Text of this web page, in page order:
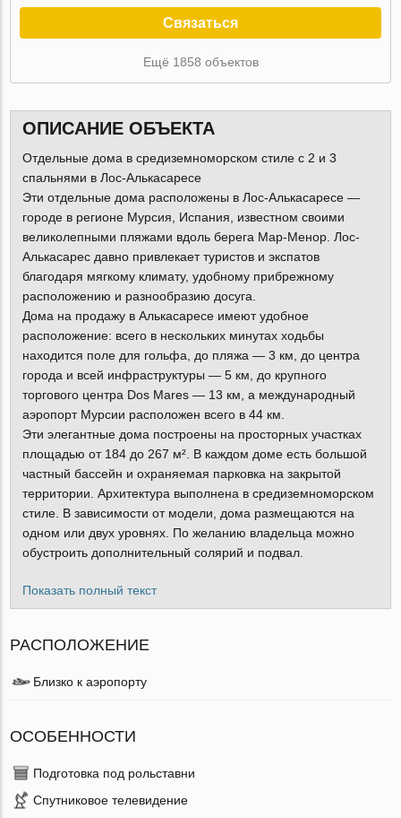
Связаться
Ещё 1858 объектов
ОПИСАНИЕ ОБЪЕКТА
Отдельные дома в средиземноморском стиле с 2 и 3
спальнями в Лос-Алькасаресе
Эти отдельные дома расположены в Лос-Алькасаресе —
городе в регионе Мурсия, Испания, известном своими
великолепными пляжами вдоль берега Мар-Менор. Лос-
Алькасарес давно привлекает туристов и экспатов
благодаря мягкому климату, удобному прибрежному
расположению и разнообразию досуга.
Дома на продажу в Алькасаресе имеют удобное
расположение: всего в нескольких минутах ходьбы
находится поле для гольфа, до пляжа — 3 км, до центра
города и всей инфраструктуры — 5 км, до крупного
торгового центра Dos Mares — 13 км, а международный
аэропорт Мурсии расположен всего в 44 км.
Эти элегантные дома построены на просторных участках
площадью от 184 до 267 м². В каждом доме есть большой
частный бассейн и охраняемая парковка на закрытой
территории. Архитектура выполнена в средиземноморском
стиле. В зависимости от модели, дома размещаются на
одном или двух уровнях. По желанию владельца можно
обустроить дополнительный солярий и подвал.
Показать полный текст
РАСПОЛОЖЕНИЕ
Близко к аэропорту
ОСОБЕННОСТИ
Подготовка под рольставни
Спутниковое телевидение